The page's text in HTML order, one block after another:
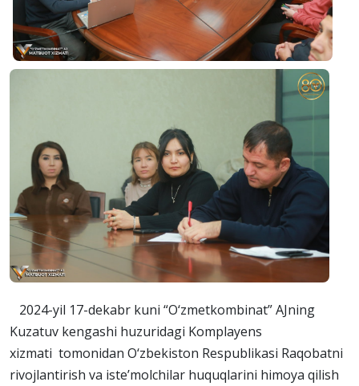
2024-yil 17-dekabr kuni “O‘zmetkombinat” AJning
Kuzatuv kengashi huzuridagi Komplayens
xizmati tomonidan O‘zbekiston Respublikasi Raqobatni
rivojlantirish va iste’molchilar huquqlarini himoya qilish